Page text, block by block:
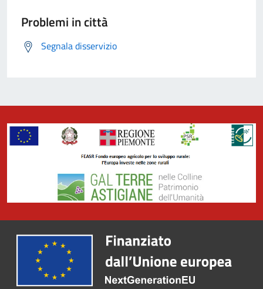
Problemi in città
Segnala disservizio